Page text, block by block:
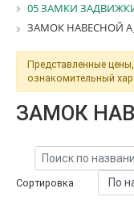
05 ЗАМКИ
ЗАМОК НАВЕСНОЙ
Представленные
ознакомительный
ЗАМОК
Сортировка